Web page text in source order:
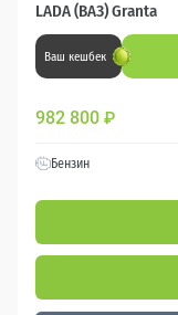
LADA (ВАЗ) Granta
Ваш кешбек
982 800 ₽
Бензин